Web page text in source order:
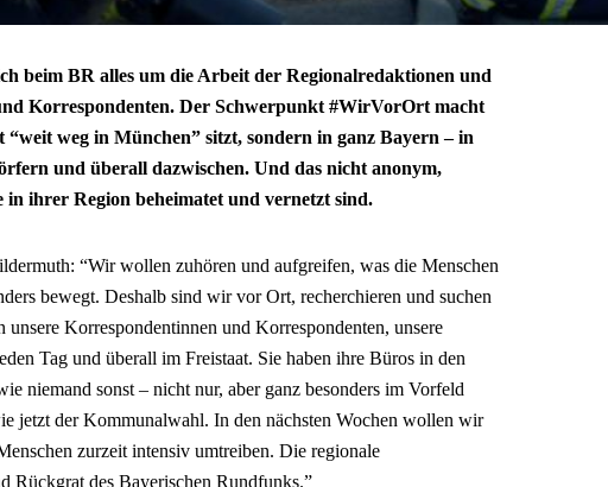
beim BR alles um die Arbeit der Regionalredaktionen und
Korrespondenten. Der Schwerpunkt #WirVorOrt macht
“weit weg in München” sitzt, sondern in ganz Bayern – in
und überall dazwischen. Und das nicht anonym,
in ihrer Region beheimatet und vernetzt sind.
“Wir wollen zuhören und aufgreifen, was die Menschen
bewegt. Deshalb sind wir vor Ort, recherchieren und suchen
unsere Korrespondentinnen und Korrespondenten, unsere
Tag und überall im Freistaat. Sie haben ihre Büros in den
niemand sonst – nicht nur, aber ganz besonders im Vorfeld
jetzt der Kommunalwahl. In den nächsten Wochen wollen wir
zurzeit intensiv umtreiben. Die regionale
Rückgrat des Bayerischen Rundfunks.”